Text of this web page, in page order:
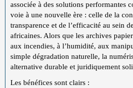
associée à des solutions performantes
voie à une nouvelle ère : celle de la
transparence et de l’efficacité au sein
africaines. Alors que les archives
aux incendies, à l’humidité, aux
simple dégradation naturelle, la
alternative durable et juridiquement
Les bénéfices sont clairs :